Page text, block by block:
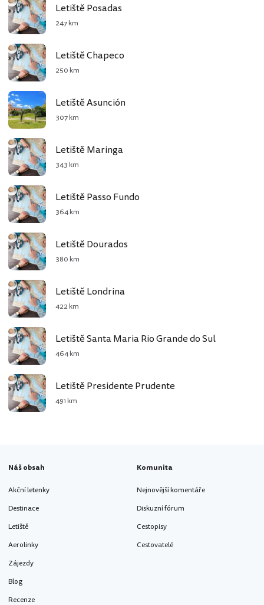
Letiště Posadas
247 km
Letiště Chapeco
250 km
Letiště Asunción
307 km
Letiště Maringa
343 km
Letiště Passo Fundo
364 km
Letiště Dourados
380 km
Letiště Londrina
422 km
Letiště Santa Maria Rio Grande do Sul
464 km
Letiště Presidente Prudente
491 km
Náš obsah
Akční letenky
Destinace
Letiště
Aerolinky
Zájezdy
Blog
Recenze
Komunita
Nejnovější komentáře
Diskuzní fórum
Cestopisy
Cestovatelé